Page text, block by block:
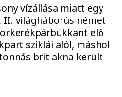
vízállása miatt egy
világháborús német
elő
sziklái alól, máshol
brit akna került